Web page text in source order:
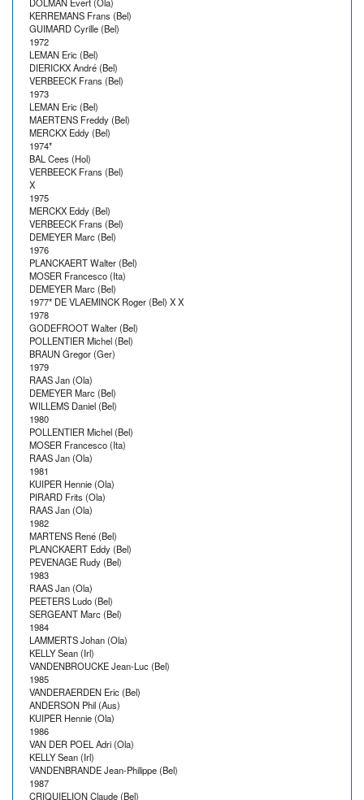
KERREMANS Frans (Bel)
GUIMARD Cyrille (Bel)
1972
LEMAN Eric (Bel)
DIERICKX André (Bel)
VERBEECK Frans (Bel)
1973
LEMAN Eric (Bel)
MAERTENS Freddy (Bel)
MERCKX Eddy (Bel)
1974*
BAL Cees (Hol)
VERBEECK Frans (Bel)
X
1975
MERCKX Eddy (Bel)
VERBEECK Frans (Bel)
DEMEYER Marc (Bel)
1976
PLANCKAERT Walter (Bel)
MOSER Francesco (Ita)
DEMEYER Marc (Bel)
1977* DE VLAEMINCK Roger (Bel) X X
1978
GODEFROOT Walter (Bel)
POLLENTIER Michel (Bel)
BRAUN Gregor (Ger)
1979
RAAS Jan (Ola)
DEMEYER Marc (Bel)
WILLEMS Daniel (Bel)
1980
POLLENTIER Michel (Bel)
MOSER Francesco (Ita)
RAAS Jan (Ola)
1981
KUIPER Hennie (Ola)
PIRARD Frits (Ola)
RAAS Jan (Ola)
1982
MARTENS René (Bel)
PLANCKAERT Eddy (Bel)
PEVENAGE Rudy (Bel)
1983
RAAS Jan (Ola)
PEETERS Ludo (Bel)
SERGEANT Marc (Bel)
1984
LAMMERTS Johan (Ola)
KELLY Sean (Irl)
VANDENBROUCKE Jean-Luc (Bel)
1985
VANDERAERDEN Eric (Bel)
ANDERSON Phil (Aus)
KUIPER Hennie (Ola)
1986
VAN DER POEL Adri (Ola)
KELLY Sean (Irl)
VANDENBRANDE Jean-Philippe (Bel)
1987
CRIQUIELION Claude (Bel)